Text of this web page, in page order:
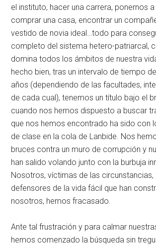
el instituto, hacer una carrera, ponernos a
comprar una casa, encontrar un
vestido de novia ideal…todo para
completo del sistema hetero-patriarcal,
domina todos los ámbitos de nuestra
hecho bien, tras un intervalo de tiempo
años (dependiendo de las facultades,
de cada cual), tenemos un título bajo el
cuando nos hemos dispuesto a buscar
que nos hemos encontrado ha sido con
de clase en la cola de Lanbide. Nos
bruces contra un muro de corrupción y
han salido volando junto con la burbuja
Nosotros, víctimas de las circunstancias,
defensores de la vida fácil que han
nosotros, hemos fracasado.
Ante tal frustración y para calmar
hemos comenzado la búsqueda sin